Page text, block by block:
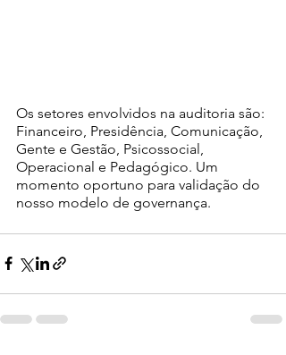
Os setores envolvidos na auditoria são:
Financeiro, Presidência, Comunicação,
Gente e Gestão, Psicossocial,
Operacional e Pedagógico. Um
momento oportuno para validação do
nosso modelo de governança.